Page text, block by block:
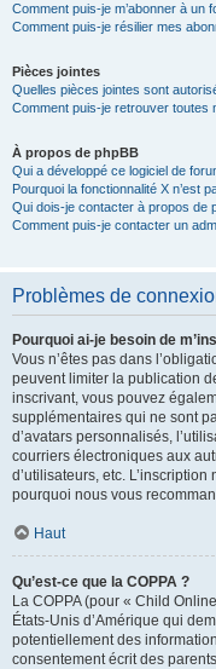
Comment puis-je m’abonner à un
Comment puis-je résilier mes
Pièces jointes
Quelles pièces jointes sont
Comment puis-je retrouver toutes
À propos de phpBB
Qui a développé ce logiciel de
Pourquoi la fonctionnalité X n’est
Qui dois-je contacter à propos de
Comment puis-je contacter un
Problèmes de
Pourquoi ai-je besoin de
Vous n’êtes pas dans
peuvent limiter la publication
inscrivant, vous pouvez
supplémentaires qui ne sont
d’avatars personnalisés,
courriers électroniques aux
d’utilisateurs, etc. L’inscription
pourquoi nous vous
Haut
Qu’est-ce que la COPPA ?
La COPPA (pour « Child
États-Unis d’Amérique qui
potentiellement des
consentement écrit des